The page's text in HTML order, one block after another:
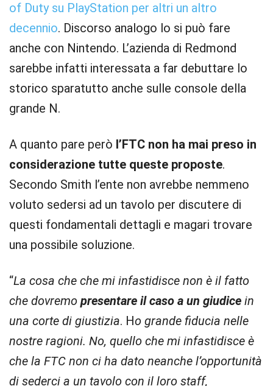
of Duty su PlayStation per altri un altro
decennio. Discorso analogo lo si può fare
anche con Nintendo. L’azienda di Redmond
sarebbe infatti interessata a far debuttare lo
storico sparatutto anche sulle console della
grande N.
A quanto pare però l’FTC non ha mai preso in
considerazione tutte queste proposte.
Secondo Smith l’ente non avrebbe nemmeno
voluto sedersi ad un tavolo per discutere di
questi fondamentali dettagli e magari trovare
una possibile soluzione.
“La cosa che che mi infastidisce non è il fatto
che dovremo presentare il caso a un giudice in
una corte di giustizia. Ho grande fiducia nelle
nostre ragioni. No, quello che mi infastidisce è
che la FTC non ci ha dato neanche l’opportunità
di sederci a un tavolo con il loro staff,